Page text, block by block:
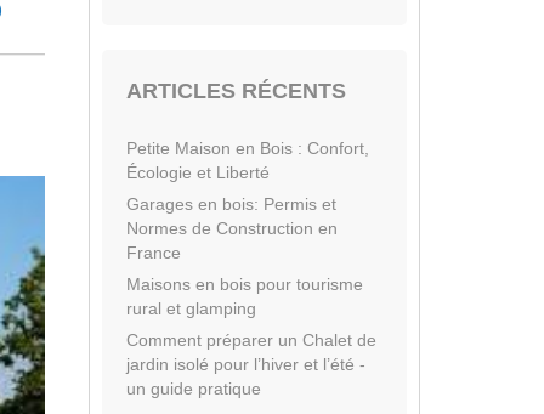
ARTICLES RÉCENTS
Petite Maison en Bois : Confort,
Écologie et Liberté
Garages en bois: Permis et
Normes de Construction en
France
Maisons en bois pour tourisme
rural et glamping
Comment préparer un Chalet de
jardin isolé pour l’hiver et l’été -
un guide pratique